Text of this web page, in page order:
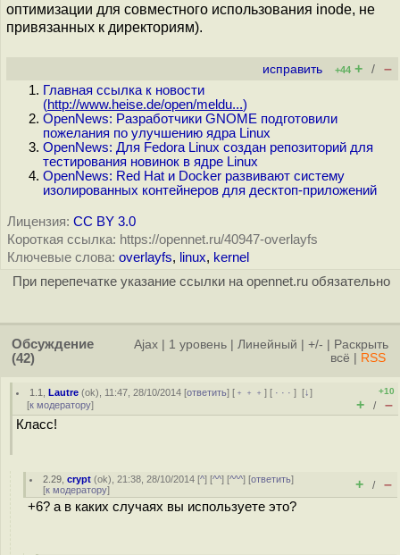
оптимизации для совместного использования inode, не
привязанных к директориям).
исправить +44 + / –
Главная ссылка к новости
(http://www.heise.de/open/meldu...)
OpenNews: Разработчики GNOME подготовили
пожелания по улучшению ядра Linux
OpenNews: Для Fedora Linux создан репозиторий для
тестирования новинок в ядре Linux
OpenNews: Red Hat и Docker развивают систему
изолированных контейнеров для десктоп-приложений
Лицензия: CC BY 3.0
Короткая ссылка: https://opennet.ru/40947-overlayfs
Ключевые слова: overlayfs, linux, kernel
При перепечатке указание ссылки на opennet.ru обязательно
Обсуждение
(42)
Ajax 1 уровень Линейный +/-
Раскрыть
всё
RSS
1.1 ,Lautre (ok), 11:47, 28/10/2014 [ответить] [ ﹢﹢﹢] [ · · ·][↓]
[к модератору]
+10
+ / –
Класс!
2.29 ,crypt (ok), 21:38, 28/10/2014 [^] [^^] [^^^] [ответить]
[к модератору] + / –
+6? а в каких случаях вы используете это?